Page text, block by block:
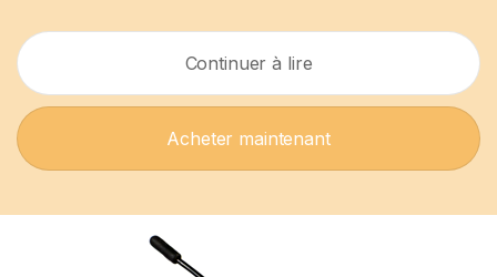
Continuer à lire
Acheter maintenant